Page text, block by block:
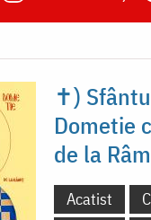
✝)
Dometie
de la
Acatist